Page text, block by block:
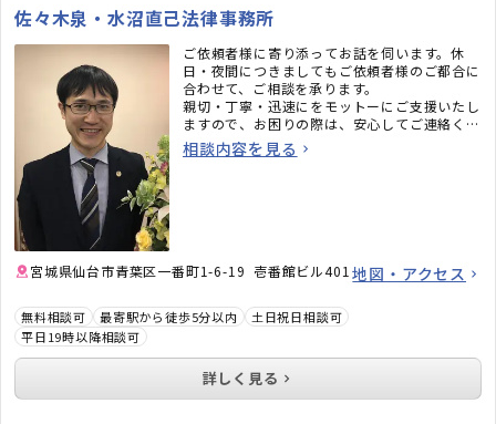
佐々木泉・水沼直己法律事務所
ご依頼者様に寄り添ってお話を伺います。休
日・夜間につきましてもご依頼者様のご都合に
合わせて、ご相談を承ります。
親切・丁寧・迅速にをモットーにご支援いたし
ますので、お困りの際は、安心してご連絡くだ
さい。
相談内容を見る
宮城県仙台市青葉区一番町1-6-19 壱番館ビル401 地図・アクセス
無料相談可 最寄駅から徒歩5分以内
土日祝日相談可
平日19時以降相談可
詳しく見る